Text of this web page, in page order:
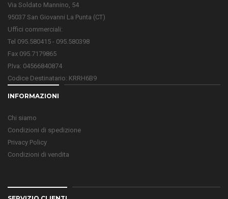
Via Soldato Mannino, 54
95037 San Giovanni La Punta (CT)
Uffici commerciali:
Tel 095.580415 - 095.580398
Fax 095.7179865
P.Iva: 04566840874
Codice Destinatario: KRRH6B9
INFORMAZIONI
Chi siamo
Condizioni di spedizione
Privacy Policy
Condizioni di vendita